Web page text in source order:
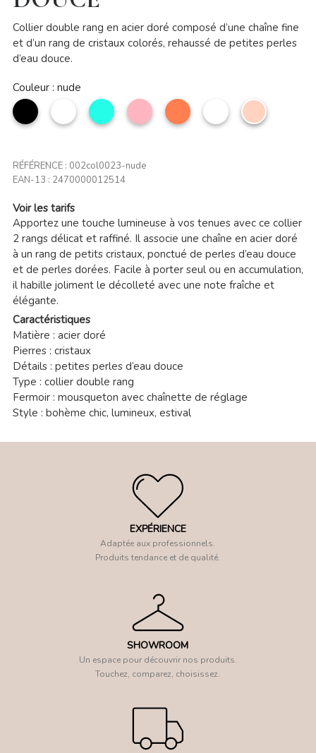
Collier double rang en acier doré composé d’une chaîne fine
et d’un rang de cristaux colorés, rehaussé de petites perles
d’eau douce.
Couleur : nude
noir Blanc TurquoiseRose
clair
Corail Multicolornude
RÉFÉRENCE : 002col0023-nude
EAN-13 : 2470000012514
Voir les tarifs
Apportez une touche lumineuse à vos tenues avec ce collier
2 rangs délicat et raffiné. Il associe une chaîne en acier doré
à un rang de petits cristaux, ponctué de perles d’eau douce
et de perles dorées. Facile à porter seul ou en accumulation,
il habille joliment le décolleté avec une note fraîche et
élégante.
Caractéristiques
Matière : acier doré
Pierres : cristaux
Détails : petites perles d’eau douce
Type : collier double rang
Fermoir : mousqueton avec chaînette de réglage
Style : bohème chic, lumineux, estival
EXPÉRIENCE
Adaptée aux professionnels.
Produits tendance et de qualité.
SHOWROOM
Un espace pour découvrir nos produits.
Touchez, comparez, choisissez.